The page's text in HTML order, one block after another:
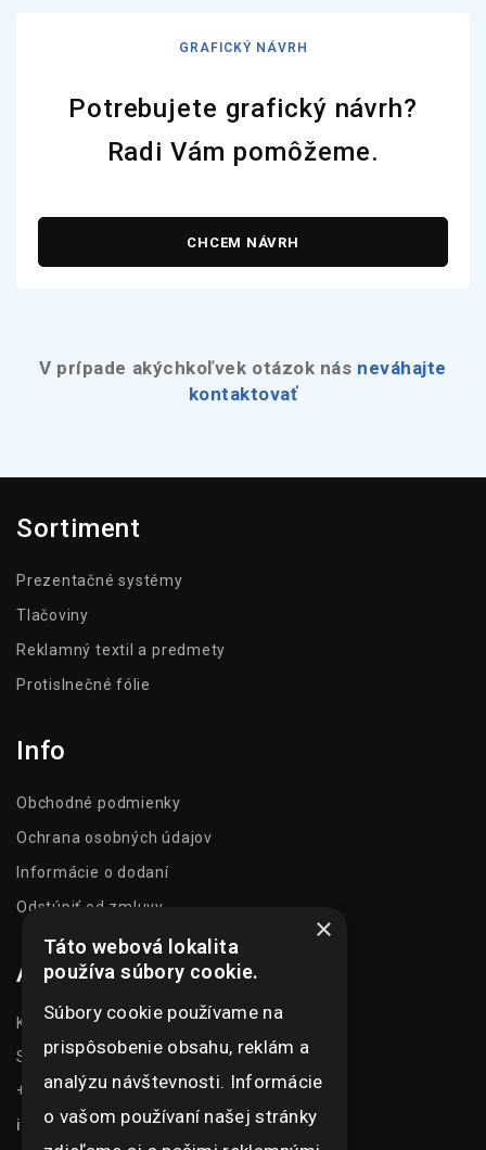
GRAFICKÝ NÁVRH
Potrebujete grafický návrh?
Radi Vám pomôžeme.
CHCEM NÁVRH
V prípade akýchkoľvek otázok nás neváhajte
kontaktovať
Sortiment
Prezentačné systémy
Tlačoviny
Reklamný textil a predmety
Protislnečné fólie
Info
Obchodné podmienky
Ochrana osobných údajov
Informácie o dodaní
Odstúpiť od zmluvy
Adresa
Kasarenská 1504/51
Senica 905 01
+421 948 073 915
info@ghexpo.sk
×
Táto webová lokalita
používa súbory cookie.
Súbory cookie používame na
prispôsobenie obsahu, reklám a
analýzu návštevnosti. Informácie
o vašom používaní našej stránky